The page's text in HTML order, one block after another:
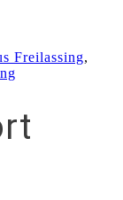
Freilassing,